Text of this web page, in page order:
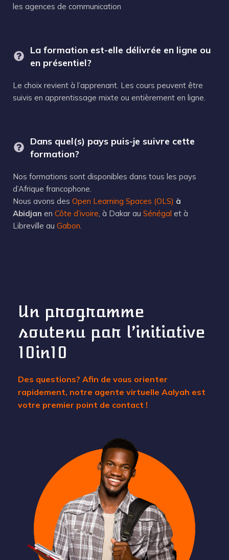
les agences de communication
La formation est-elle délivrée en ligne ou
en présentiel?
Le choix revient à l’apprenant. Les cours peuvent être
suivis en apprentissage mixte ou entièrement en ligne.
Dans quel(s) pays puis-je suivre cette
formation?
Nos formations sont disponibles dans tous les pays
d’Afrique francophone.
Nous avons des Open Learning Spaces (OLS) à
Abidjan en Côte d’ivoire, à Dakar au Sénégal et à
Libreville au Gabon.
Un programme
soutenu par l’initiative
10in10
Des questions? Afin de vous orienter
rapidement, notre agente virtuelle Aalyah est
votre premier point de contact !